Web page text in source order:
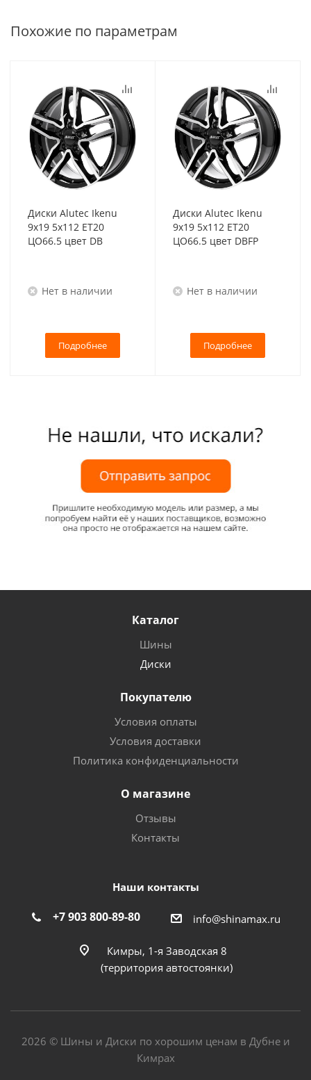
Похожие по параметрам
Диски Alutec Ikenu
9x19 5x112 ET20
ЦО66.5 цвет DB
Нет в наличии
Подробнее
Диски Alutec Ikenu
9x19 5x112 ET20
ЦО66.5 цвет DBFP
Нет в наличии
Подробнее
Каталог
Шины
Диски
Покупателю
Условия оплаты
Условия доставки
Политика конфиденциальности
О магазине
Отзывы
Контакты
Наши контакты
+7 903 800-89-80 info@shinamax.ru
Кимры, 1-я Заводская 8
(территория автостоянки)
2026 © Шины и Диски по хорошим ценам в Дубне и
Кимрах